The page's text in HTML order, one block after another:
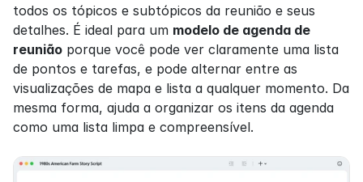
todos os tópicos e subtópicos da reunião e seus
detalhes. É ideal para um modelo de agenda de
reunião porque você pode ver claramente uma lista
de pontos e tarefas, e pode alternar entre as
visualizações de mapa e lista a qualquer momento. Da
mesma forma, ajuda a organizar os itens da agenda
como uma lista limpa e compreensível.